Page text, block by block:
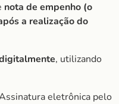
nota de empenho (o
a realização do
, utilizando
eletrônica pelo